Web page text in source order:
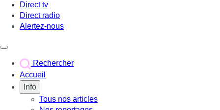
Direct tv
Direct radio
Alertez-nous
Rechercher
Accueil
Info
Tous nos articles